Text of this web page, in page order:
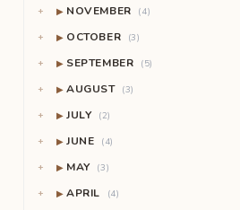
▶ NOVEMBER (4)
▶ OCTOBER (3)
▶ SEPTEMBER (5)
▶ AUGUST (3)
▶ JULY (2)
▶ JUNE (4)
▶ MAY (3)
▶ APRIL (4)